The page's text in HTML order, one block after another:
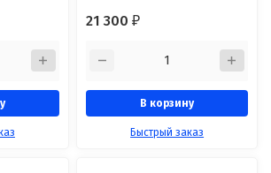
21 300₽
В корзину
Быстрый заказ